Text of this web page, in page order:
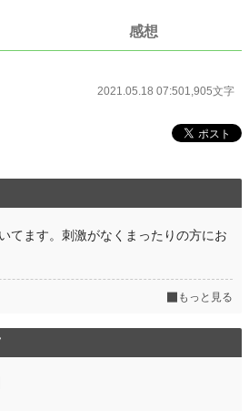
位)
位)
感想
2021.05.18 07:501,905文字
てます。刺激がなくまったりの方にお
もっと見る